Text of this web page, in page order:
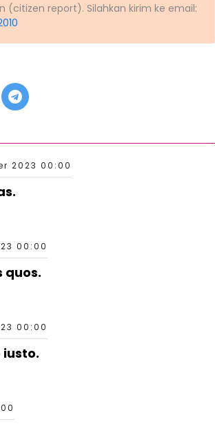
(citizen report). Silahkan kirim ke email:
2023 00:00
00:00
quos.
00:00